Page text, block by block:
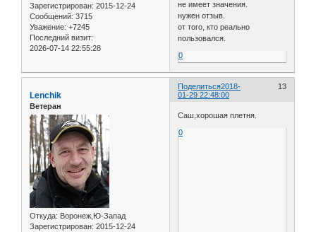
Зарегистрирован: 2015-12-24
Сообщений: 3715
Уважение: +7245
Последний визит:
2026-07-14 22:55:28
не имеет значения.
нужен отзыв.
от того, кто реально
пользовался.
0
Поделиться 13
2018-
01-29 22:48:00
Lenchik
Ветеран
Откуда: Воронеж,Ю-Запад
Зарегистрирован: 2015-12-24
Саш,хорошая плетня.
0